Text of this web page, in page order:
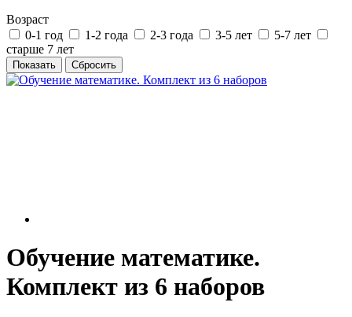
Возраст
0-1 год
1-2 года 2-3 года 3-5 лет
5-7 лет
старше 7 лет
Обучение математике.
Комплект из 6 наборов